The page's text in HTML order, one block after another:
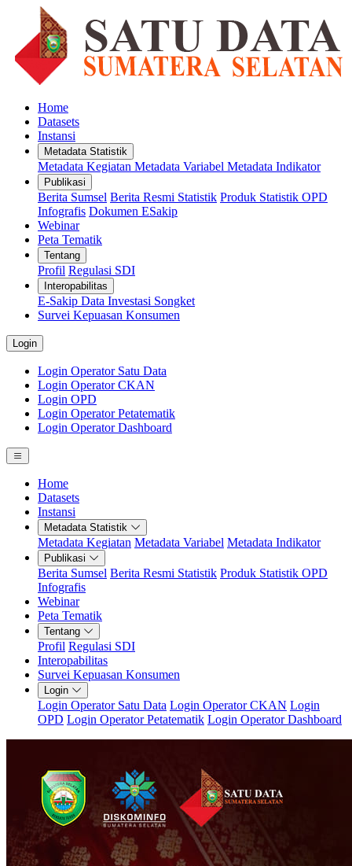
Home
Datasets
Instansi
Metadata Statistik
Metadata Kegiatan Metadata Variabel Metadata Indikator
Publikasi
Berita Sumsel Berita Resmi Statistik Produk Statistik OPD
Infografis Dokumen ESakip
Webinar
Peta Tematik
Tentang
Profil Regulasi SDI
Interopabilitas
E-Sakip Data Investasi Songket
Survei Kepuasan Konsumen
Login
Login Operator Satu Data
Login Operator CKAN
Login OPD
Login Operator Petatematik
Login Operator Dashboard
Home
Datasets
Instansi
Metadata Statistik
Metadata Kegiatan Metadata Variabel Metadata Indikator
Publikasi
Berita Sumsel Berita Resmi Statistik Produk Statistik OPD
Infografis
Webinar
Peta Tematik
Tentang
Profil Regulasi SDI
Interopabilitas
Survei Kepuasan Konsumen
Login
Login Operator Satu Data Login Operator CKAN Login
OPD Login Operator Petatematik Login Operator Dashboard